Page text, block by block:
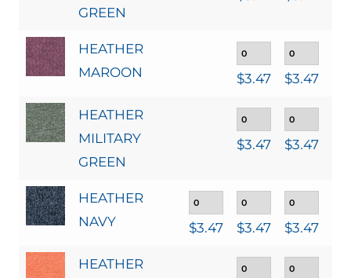
GREEN
HEATHER
MAROON
$3.47 $3.47
HEATHER
MILITARY
GREEN
$3.47 $3.47
HEATHER
NAVY
$3.47 $3.47 $3.47
HEATHER